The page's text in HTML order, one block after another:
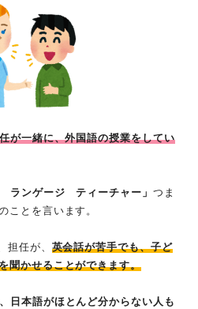
が一緒に、外国語の授業をしてい
ランゲージ ティーチャー」つま
ことを言います。
担任が、 英会話が苦手でも、子ど
聞かせることができます。
日本語がほとんど分からない人も